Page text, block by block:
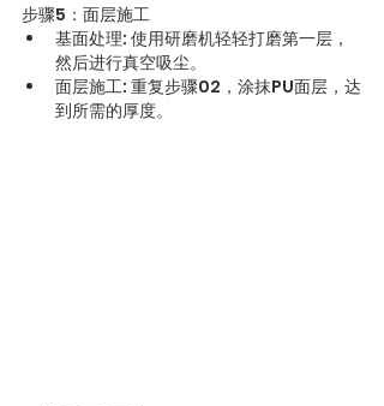
步骤5：面层施工
基面处理: 使用研磨机轻轻打磨第一层，
然后进行真空吸尘。
面层施工: 重复步骤02，涂抹PU面层，达
到所需的厚度。